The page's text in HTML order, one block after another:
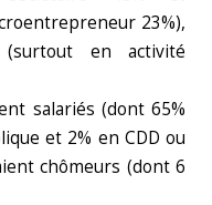
23%),
en activité
salariés (dont 65%
et 2% en CDD ou
chômeurs (dont 6